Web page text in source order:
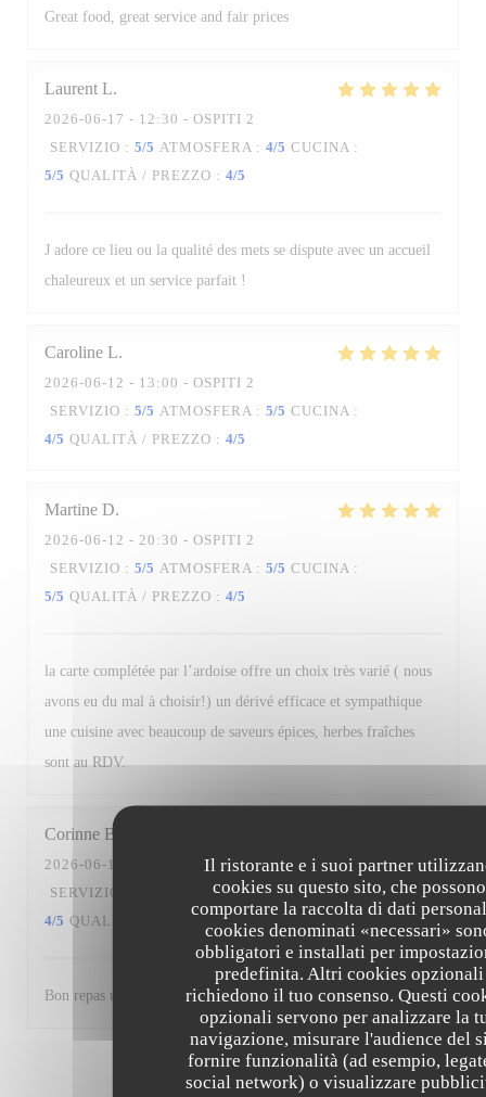
Il ristorante e i suoi partner
cookies su questo sito, che possono
comportare la raccolta di dati
cookies denominati «necessari»
obbligatori e installati per
predefinita. Altri cookies opzionali
richiedono il tuo consenso. Questi
opzionali servono per analizzare la
navigazione, misurare l'audience del
fornire funzionalità (ad esempio,
social network) o visualizzare
Great food, great service and fair prices
Laurent L
2026-06-17 - 12:30 - OSPITI 2
SERVIZIO : 5/5 ATMOSFERA : 4/5 CUCINA :
5/5 QUALITÀ / PREZZO : 4/5
J adore ce lieu ou la qualité des mets se dispute avec un accueil
chaleureux et un service parfait !
Caroline L
2026-06-12 - 13:00 - OSPITI 2
SERVIZIO : 5/5 ATMOSFERA : 5/5 CUCINA :
4/5 QUALITÀ / PREZZO : 4/5
Martine D
2026-06-12 - 20:30 - OSPITI 2
SERVIZIO : 5/5 ATMOSFERA : 5/5 CUCINA :
5/5 QUALITÀ / PREZZO : 4/5
la carte complétée par l’ardoise offre un choix très varié ( nous
avons eu du mal à choisir!) un dérivé efficace et sympathique
une cuisine avec beaucoup de saveurs épices, herbes fraîches
sont au RDV.
Corinne B
2026-06-10
- 12:30 - OSPITI 2
SERVIZIO
ATMOSFERA: 4 /5 CUCINA :
4/5 QUALITÀ / PREZZO 5 /5
Bon repas un midi.Service efficace agréable et attentionné.
1 2 3
La Table des Oliviers